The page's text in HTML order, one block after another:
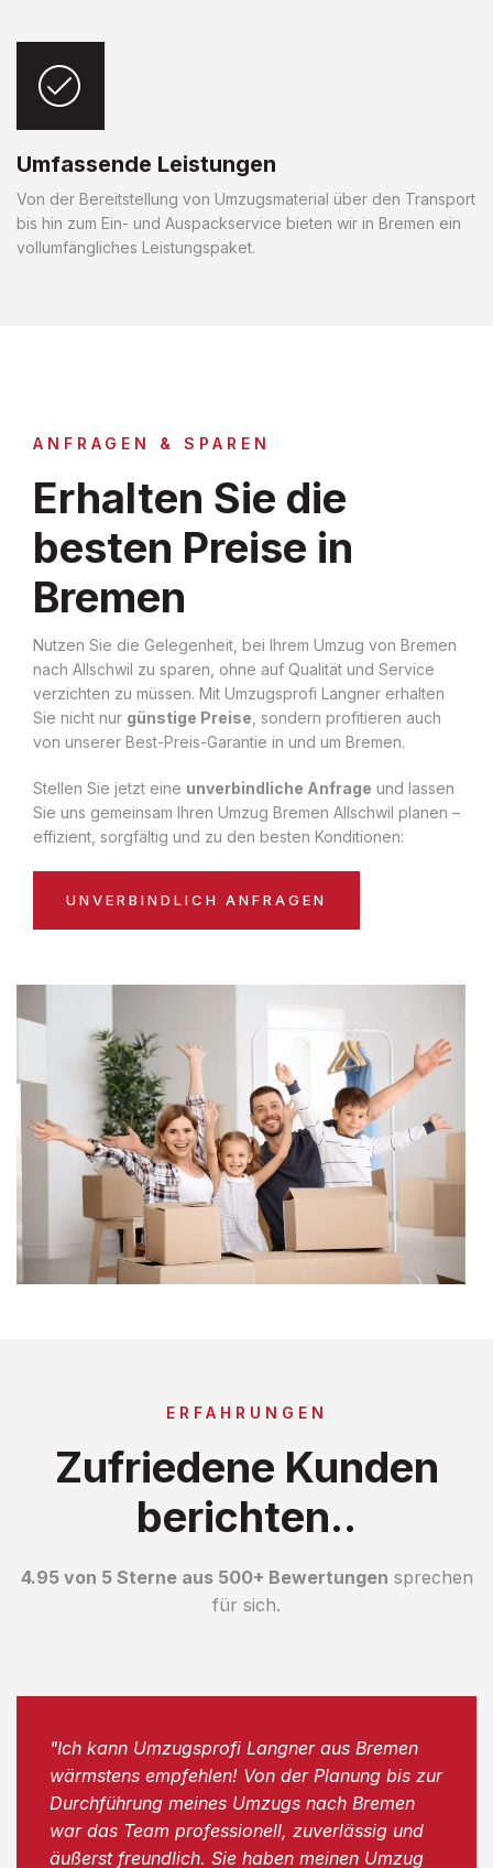
Umfassende Leistungen
Von der Bereitstellung von Umzugsmaterial über den Transport
bis hin zum Ein- und Auspackservice bieten wir in Bremen ein
vollumfängliches Leistungspaket.
ANFRAGEN & SPAREN
Erhalten Sie die
besten Preise in
Bremen
Nutzen Sie die Gelegenheit, bei Ihrem Umzug von Bremen
nach Allschwil zu sparen, ohne auf Qualität und Service
verzichten zu müssen. Mit Umzugsprofi Langner erhalten
Sie nicht nur günstige Preise , sondern profitieren auch
von unserer Best-Preis-Garantie in und um Bremen.
Stellen Sie jetzt eine unverbindliche Anfrage und lassen
Sie uns gemeinsam Ihren Umzug Bremen Allschwil planen –
effizient, sorgfältig und zu den besten Konditionen:
UNVERBINDLICH ANFRAGEN
ERFAHRUNGEN
Zufriedene Kunden
berichten..
4.95 von 5 Sterne aus 500+ Bewertungen sprechen
für sich.
"Ich kann Umzugsprofi Langner aus Bremen
wärmstens empfehlen! Von der Planung bis zur
Durchführung meines Umzugs nach Bremen
war das Team professionell, zuverlässig und
äußerst freundlich. Sie haben meinen Umzug